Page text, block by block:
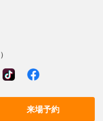
来場予約